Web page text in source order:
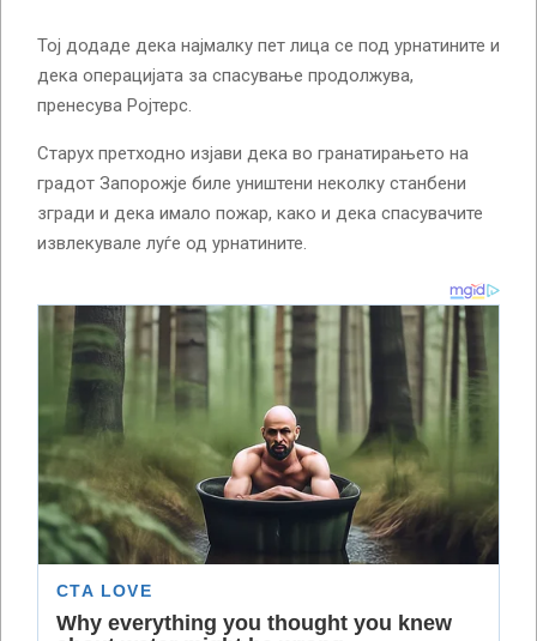
Тој додаде дека најмалку пет лица се под урнатините и
дека операцијата за спасување продолжува,
пренесува Ројтерс.
Старух претходно изјави дека во гранатирањето на
градот Запорожје биле уништени неколку станбени
згради и дека имало пожар, како и дека спасувачите
извлекувале луѓе од урнатините.